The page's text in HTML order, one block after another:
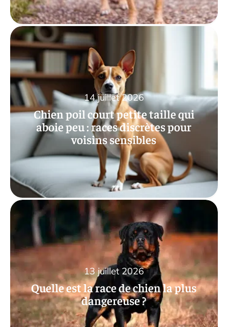
Chien poil court petite taille qui
aboie peu : races discrètes pour
voisins sensibles
14 juillet 2026
Quelle est la race de chien la plus
dangereuse ?
13 juillet 2026